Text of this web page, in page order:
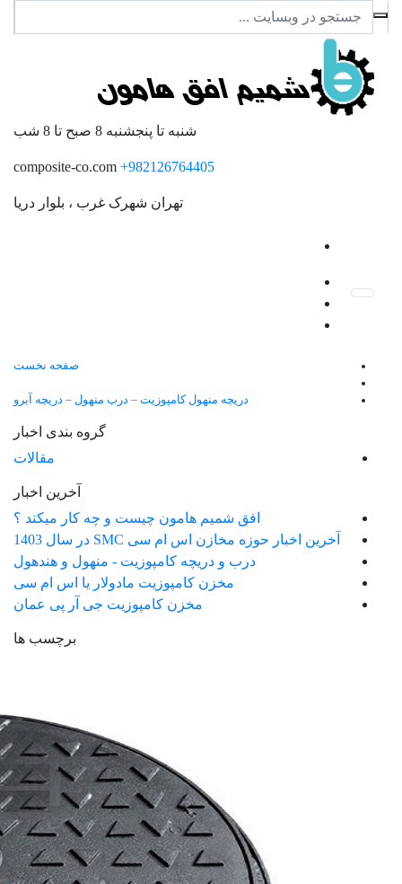
شنبه تا پنجشنبه 8 صبح تا 8 شب
982126764405+
composite-co.com
تهران شهرک غرب ، بلوار دریا
صفحه نخست
دریچه منهول کامپوزیت – درب منهول – دریچه آبرو
گروه بندی اخبار
مقالات
آخرین اخبار
افق شمیم هامون چیست و چه کار میکند ؟
آخرین اخبار حوزه مخازن اس ام سی SMC در سال 1403
درب و دریچه کامپوزیت - منهول و هندهول
مخزن کامپوزیت مادولار یا اس ام سی
مخزن کامپوزیت جی آر پی عمان
برچسب ها